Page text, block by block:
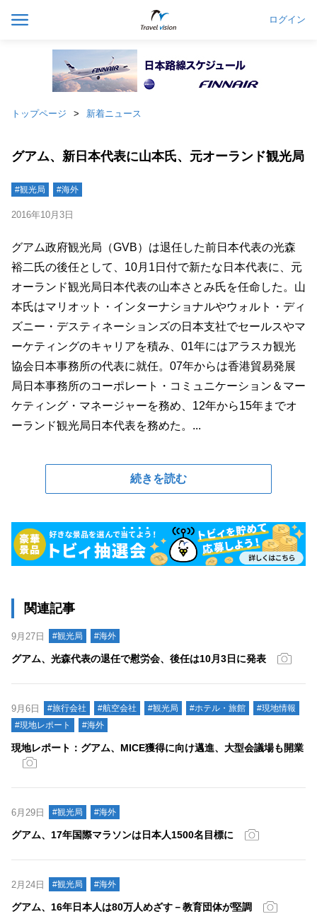
ログイン
トップページ 新着ニュース
グアム、新日本代表に山本氏、元オーランド観光局
#観光局 #海外
2016年10月3日
グアム政府観光局（GVB）は退任した前日本代表の光森
裕二氏の後任として、10月1日付で新たな日本代表に、元
オーランド観光局日本代表の山本さとみ氏を任命した。山
本氏はマリオット・インターナショナルやウォルト・ディ
ズニー・デスティネーションズの日本支社でセールスやマ
ーケティングのキャリアを積み、01年にはアラスカ観光
協会日本事務所の代表に就任。07年からは香港貿易発展
局日本事務所のコーポレート・コミュニケーション＆マー
ケティング・マネージャーを務め、12年から15年までオ
ーランド観光局日本代表を務めた。...
続きを読む
関連記事
9月27日 #観光局 #海外
グアム、光森代表の退任で慰労会、後任は10月3日に発表
9月6日 #旅行会社 #航空会社 #観光局 #ホテル・旅館
#現地情報
#現地レポート
#海外
現地レポート：グアム、MICE獲得に向け邁進、大型会議場も開業
6月29日 #観光局 #海外
グアム、17年国際マラソンは日本人1500名目標に
2月24日 #観光局 #海外
グアム、16年日本人は80万人めざす－教育団体が堅調